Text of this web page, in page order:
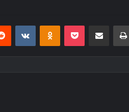
Reddit VKontakteOdnoklassniki
Pocket E-Posta ile paylaş